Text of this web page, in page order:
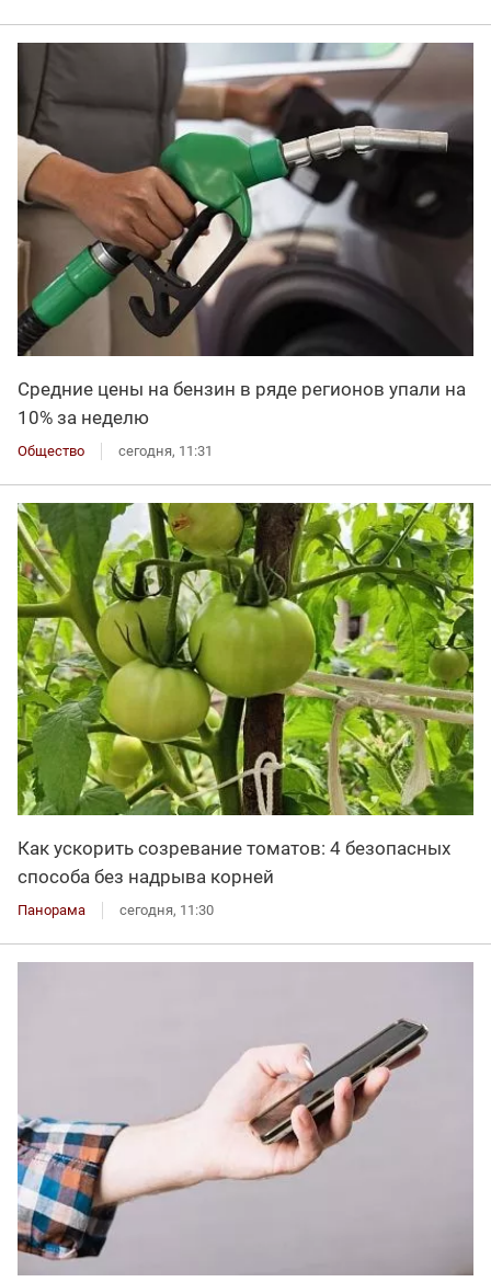
Средние цены на бензин в ряде регионов упали на
10% за неделю
Общество сегодня, 11:31
Как ускорить созревание томатов: 4 безопасных
способа без надрыва корней
Панорама сегодня, 11:30